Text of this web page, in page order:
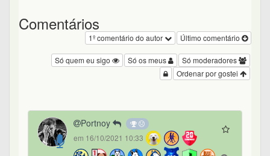
Comentários
Último comentário
1º comentário do autor
Só moderadores
Só os meus
Só quem eu sigo
Ordenar por gostei
Portnoy
em 16/10/2021 10:33